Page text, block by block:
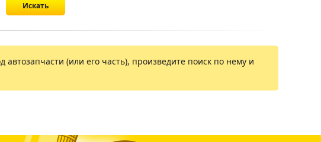
автозапчасти (или его часть), произведите поиск по нему и